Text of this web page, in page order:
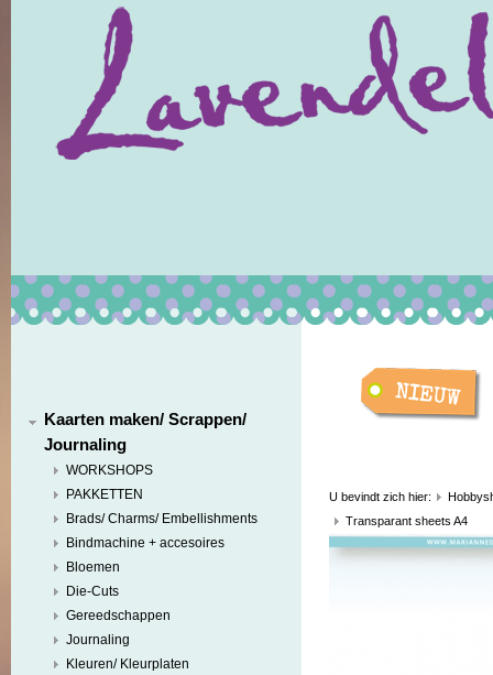
Kaarten maken/ Scrappen/
Journaling
WORKSHOPS
PAKKETTEN
Brads/ Charms/ Embellishments
Bindmachine + accesoires
Bloemen
Die-Cuts
Gereedschappen
Journaling
Kleuren/ Kleurplaten
U bevindt zich hier:
Transparant sheets A4